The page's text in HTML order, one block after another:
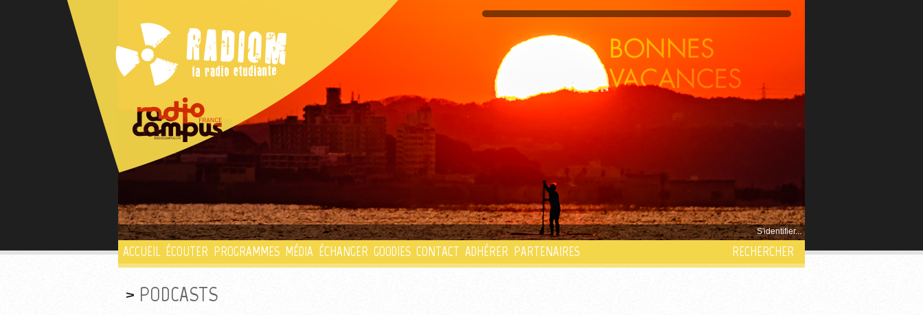
S'identifier...
ACCUEIL ÉCOUTER PROGRAMMES MÉDIA ÉCHANGER GOODIES CONTACT ADHÉRER PARTENAIRES RECHERCHER
PODCASTS